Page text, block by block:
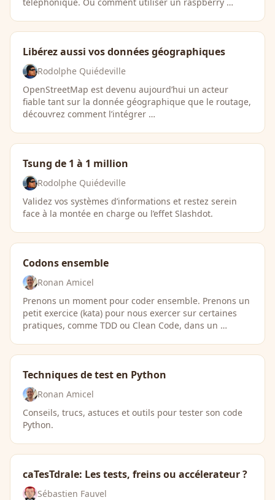
Libérez aussi vos données géographiques
Rodolphe Quiédeville
OpenStreetMap est devenu aujourd’hui un acteur
fiable tant sur la donnée géographique que le routage,
découvrez comment l’intégrer …
Tsung de 1 à 1 million
Rodolphe Quiédeville
Validez vos systèmes d’informations et restez serein
face à la montée en charge ou l’effet Slashdot.
Codons ensemble
Ronan Amicel
Prenons un moment pour coder ensemble. Prenons un
petit exercice (kata) pour nous exercer sur certaines
pratiques, comme TDD ou Clean Code, dans un …
Techniques de test en Python
Ronan Amicel
Conseils, trucs, astuces et outils pour tester son code
Python.
caTesTdrale: Les tests, freins ou accélerateur ?
Sébastien Fauvel